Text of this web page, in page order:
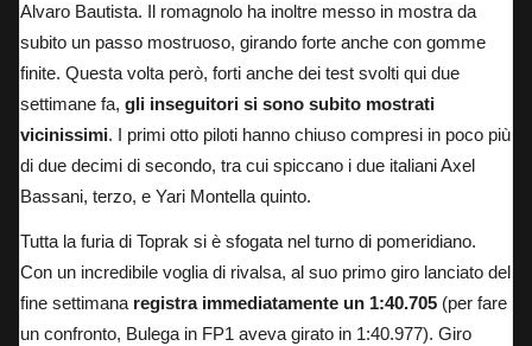
Alvaro Bautista. Il romagnolo ha inoltre messo in mostra da
subito un passo mostruoso, girando forte anche con gomme
finite. Questa volta però, forti anche dei test svolti qui due
settimane fa, gli inseguitori si sono subito mostrati
vicinissimi. I primi otto piloti hanno chiuso compresi in poco più
di due decimi di secondo, tra cui spiccano i due italiani Axel
Bassani, terzo, e Yari Montella quinto.
Tutta la furia di Toprak si è sfogata nel turno di pomeridiano.
Con un incredibile voglia di rivalsa, al suo primo giro lanciato del
fine settimana registra immediatamente un 1:40.705 (per fare
un confronto, Bulega in FP1 aveva girato in 1:40.977). Giro